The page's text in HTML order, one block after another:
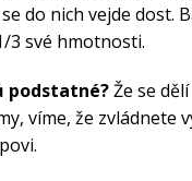
do nich vejde dost.
3 své hmotnosti.
podstatné?Že se
víme, že